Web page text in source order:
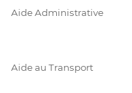
Aide Administrative
Aide au Transport